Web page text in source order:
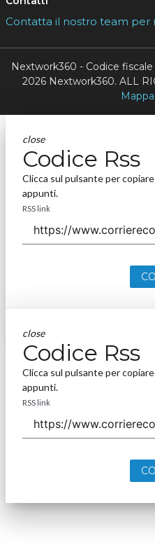
Contatta il nostro team per
Nextwork360 - Codice
2026 Nextwork360. ALL
close
Codice Rss
Clicca sul pulsante per copiare
appunti.
RSS link
close
Codice Rss
Clicca sul pulsante per copiare
appunti.
RSS link